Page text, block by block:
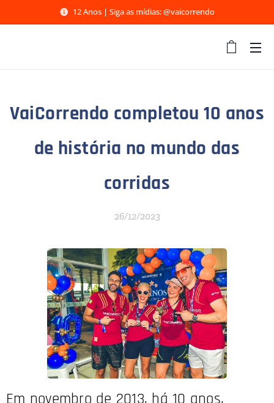
12 Anos | Siga as mídias: @vaicorrendo
VaiCorrendo completou 10 anos
de história no mundo das
corridas
26/12/2023